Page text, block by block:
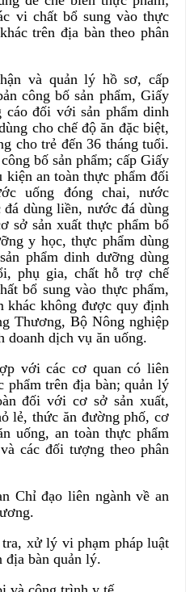
vi chất bổ sung vào thực
trên địa bàn theo phân
và quản lý hồ sơ, cấp
công bố sản phẩm, Giấy
cáo đối với sản phẩm dinh
cho chế độ ăn đặc biệt,
cho trẻ đến 36 tháng tuổi.
bố sản phẩm; cấp Giấy
kiện an toàn thực phẩm đối
uống đóng chai, nước
dùng liền, nước đá dùng
sở sản xuất thực phẩm bổ
y học, thực phẩm dùng
phẩm dinh dưỡng dùng
phụ gia, chất hỗ trợ chế
bổ sung vào thực phẩm,
khác không được quy định
Thương, Bộ Nông nghiệp
dịch vụ ăn uống.
với các cơ quan có liên
phẩm trên địa bàn; quản lý
đối với cơ sở sản xuất,
lẻ, thức ăn đường phố, cơ
uống, an toàn thực phẩm
các đối tượng theo phân
Chỉ đạo liên ngành về an
xử lý vi phạm pháp luật
địa bàn quản lý.